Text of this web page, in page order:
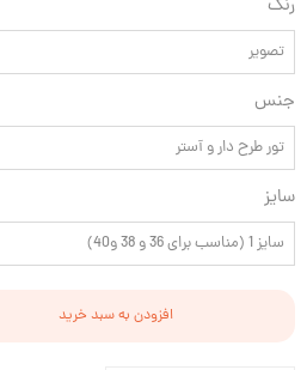
رنگ
تصویر
جنس
تور طرح دار و آستر
سایز
سایز 1 (مناسب برای 36 و 38 و40)
افزودن به سبد خرید